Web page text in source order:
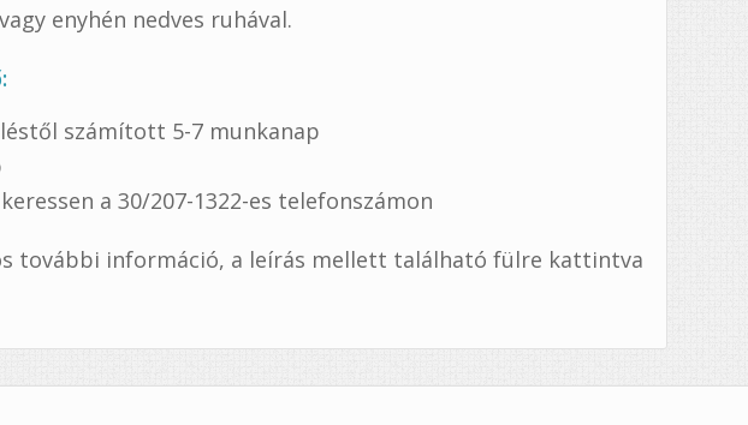
enyhén nedves ruhával.
számított 5-7 munkanap
a 30/207-1322-es telefonszámon
további információ, a leírás mellett található fülre kattintva